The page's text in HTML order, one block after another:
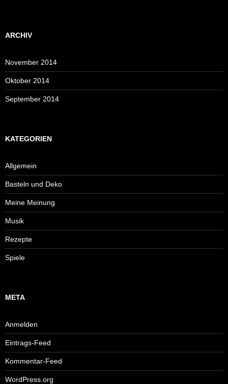
ARCHIV
November 2014
Oktober 2014
September 2014
KATEGORIEN
Allgemein
Basteln und Deko
Meine Meinung
Musik
Rezepte
Spiele
META
Anmelden
Eintrags-Feed
Kommentar-Feed
WordPress.org